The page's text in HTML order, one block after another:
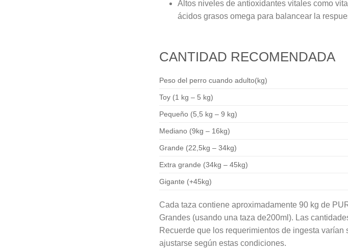
Altos niveles de antioxidantes vitales como
ácidos grasos omega para balancear la
CANTIDAD RECOMENDADA
Peso del perro cuando adulto(kg)
Toy (1 kg – 5 kg)
Pequeño (5,5 kg – 9 kg)
Mediano (9kg – 16kg)
Grande (22,5kg – 34kg)
Extra grande (34kg – 45kg)
Gigante (+45kg)
Cada taza contiene aproximadamente 90 kg de
Grandes (usando una taza de200ml). Las
Recuerde que los requerimientos de ingesta
ajustarse según estas condiciones.